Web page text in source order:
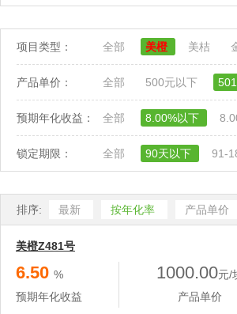
项目类型： 全部 美橙 美桔
产品单价： 全部 500元以下
预期年化收益： 全部 8.00%以下
锁定期限： 全部 90天以下 91-
排序: 最新 按年化率 产品单价
美橙Z481号
6.50 %
预期年化收益
1000.00元/
产品单价